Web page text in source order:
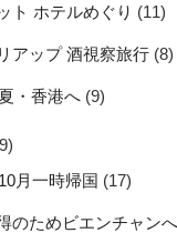
ト ホテルめぐり (11)
アップ 酒視察旅行 (8)
・香港へ (9)
月一時帰国 (17)
のためビエンチャンへ